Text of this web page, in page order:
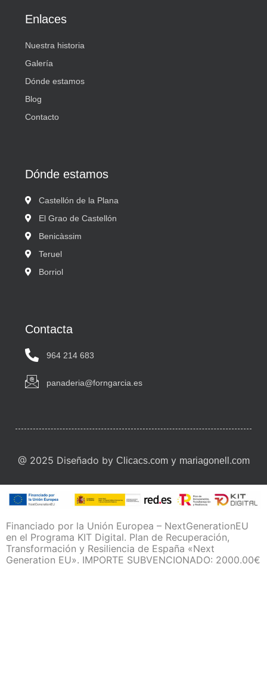
Enlaces
Nuestra historia
Galería
Dónde estamos
Blog
Contacto
Dónde estamos
Castellón de la Plana
El Grao de Castellón
Benicàssim
Teruel
Borriol
Contacta
964 214 683
panaderia@forngarcia.es
@ 2025 Diseñado by Clicacs.comy mariagonell.com
Financiado por la Unión Europea – NextGenerationEU
en el Programa KIT Digital. Plan de Recuperación,
Transformación y Resiliencia de España «Next
Generation EU». IMPORTE SUBVENCIONADO: 2000.00€